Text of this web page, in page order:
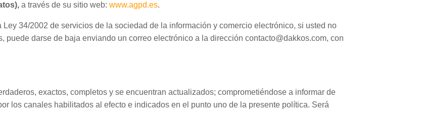
a través de su sitio web: www.agpd.es.
34/2002 de servicios de la sociedad de la información y comercio electrónico, si usted no
puede darse de baja enviando un correo electrónico a la dirección contacto@dakkos.com, con
exactos, completos y se encuentran actualizados; comprometiéndose a informar de
los canales habilitados al efecto e indicados en el punto uno de la presente política. Será